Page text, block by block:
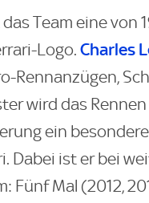
Team eine von
Logo. Charles
Rennanzügen,
wird das
ein
Dabei ist er bei
Fünf Mal (2012,